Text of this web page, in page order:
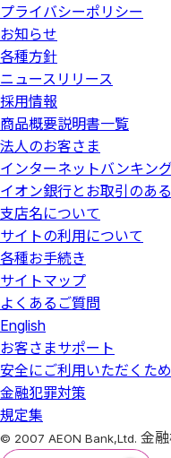
プライバシーポリシー
お知らせ
各種方針
ニュースリリース
採用情報
商品概要説明書一覧
法人のお客さま
インターネットバンキン
イオン銀行とお取引のあ
支店名について
サイトの利用について
各種お手続き
サイトマップ
よくあるご質問
English
お客さまサポート
安全にご利用いただくた
金融犯罪対策
規定集
© 2007 AEON Bank,Ltd. 金